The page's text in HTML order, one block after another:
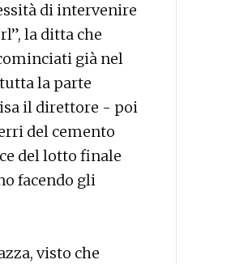
di intervenire
la ditta che
già nel
la parte
il direttore - poi
del cemento
del lotto finale
facendo gli
visto che